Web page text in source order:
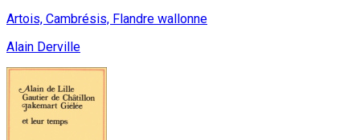
Artois, Cambrésis, Flandre wallonne
Alain Derville